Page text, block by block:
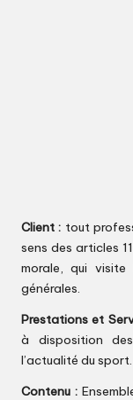
Client : tout
sens des articles
morale, qui
générales.
Prestations et
à disposition
l’actualité du sport.
Contenu :